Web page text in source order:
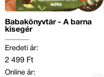
Babakönyvtár - A barna
kisegér
Eredeti ár:
2 499 Ft
Online ár: